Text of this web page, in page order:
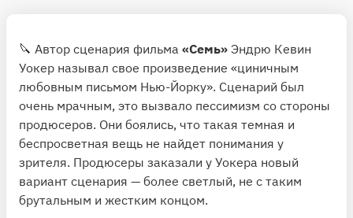
🔪 Автор сценария фильма «Семь» Эндрю Кевин
Уокер называл свое произведение «циничным
любовным письмом Нью-Йорку». Сценарий был
очень мрачным, это вызвало пессимизм со стороны
продюсеров. Они боялись, что такая темная и
беспросветная вещь не найдет понимания у
зрителя. Продюсеры заказали у Уокера новый
вариант сценария — более светлый, не с таким
брутальным и жестким концом.